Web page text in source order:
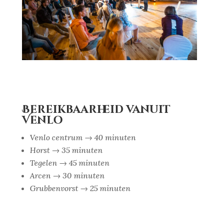
Bereikbaarheid vanuit
Venlo
Venlo centrum → 40 minuten
Horst → 35 minuten
Tegelen → 45 minuten
Arcen → 30 minuten
Grubbenvorst → 25 minuten